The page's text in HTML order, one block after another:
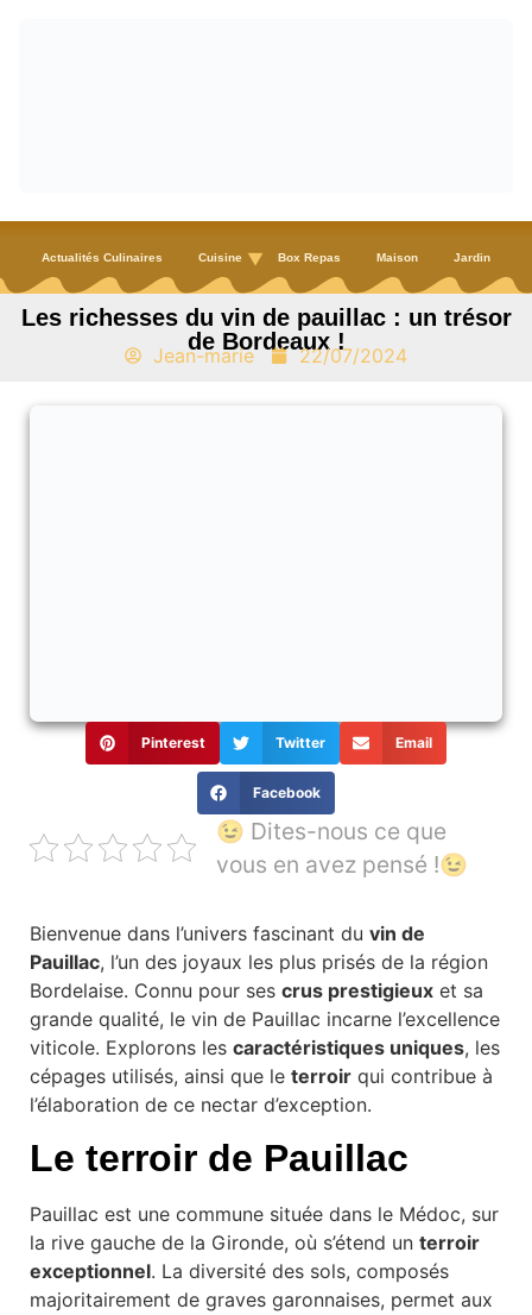
Actualités Culinaires Cuisine Box Repas Maison Jardin
Les richesses du vin de pauillac : un trésor
de Bordeaux !
Jean-marie 22/07/2024
Pinterest Twitter Email
Facebook
😉 Dites-nous ce que
vous en avez pensé !😉
Bienvenue dans l’univers fascinant du vin de
Pauillac, l’un des joyaux les plus prisés de la région
Bordelaise. Connu pour ses crus prestigieux et sa
grande qualité, le vin de Pauillac incarne l’excellence
viticole. Explorons les caractéristiques uniques, les
cépages utilisés, ainsi que le terroir qui contribue à
l’élaboration de ce nectar d’exception.
Le terroir de Pauillac
Pauillac est une commune située dans le Médoc, sur
la rive gauche de la Gironde, où s’étend un terroir
exceptionnel. La diversité des sols, composés
majoritairement de graves garonnaises, permet aux